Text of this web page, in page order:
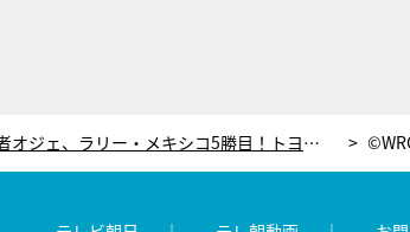
王者オジェ、ラリー・メキシコ5勝目！トヨタ・タナックは総合トップをキープ【WRC】